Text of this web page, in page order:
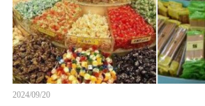
2024/09/20